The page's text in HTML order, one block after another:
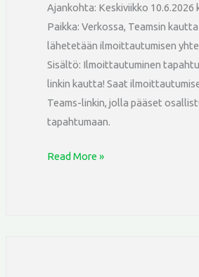
Ajankohta: Keskiviikko 10.6.2026
Paikka: Verkossa, Teamsin
lähetetään ilmoittautumisen
Sisältö: Ilmoittautuminen
linkin kautta! Saat
Teams-linkin, jolla pääset
tapahtumaan.
Read More »